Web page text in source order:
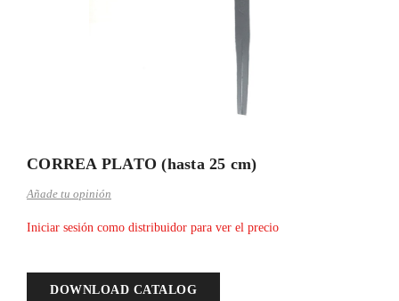
CORREA PLATO (hasta 25 cm)
Añade tu opinión
Iniciar sesión como distribuidor para ver el precio
DOWNLOAD CATALOG